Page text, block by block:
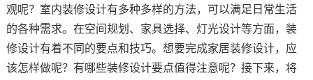
观呢？室内装修设计有多种多样的方法，可以满足日常生活
的各种需求。在空间规划、家具选择、灯光设计等方面，装
修设计有着不同的要点和技巧。想要完成家居装修设计，应
该怎样做呢？有哪些装修设计要点值得注意呢？接下来，将